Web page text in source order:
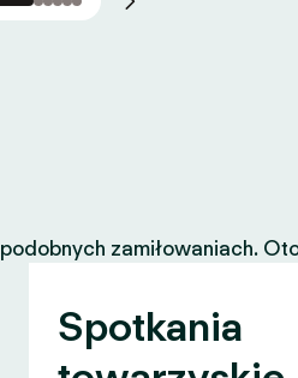
zamiłowaniach.
Spotkania